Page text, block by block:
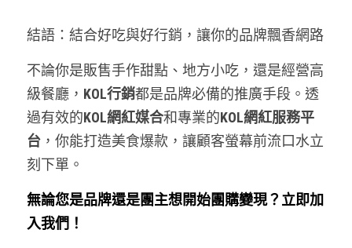
結語：結合好吃與好行銷，讓你的品牌飄香網路
不論你是販售手作甜點、地方小吃，還是經營高
級餐廳， KOL行銷都是品牌必備的推廣手段。透
過有效的KOL網紅媒合和專業的KOL網紅服務平
台 ，你能打造美食爆款，讓顧客螢幕前流口水立
刻下單。
無論您是品牌還是團主想開始團購變現？立即加
入我們！